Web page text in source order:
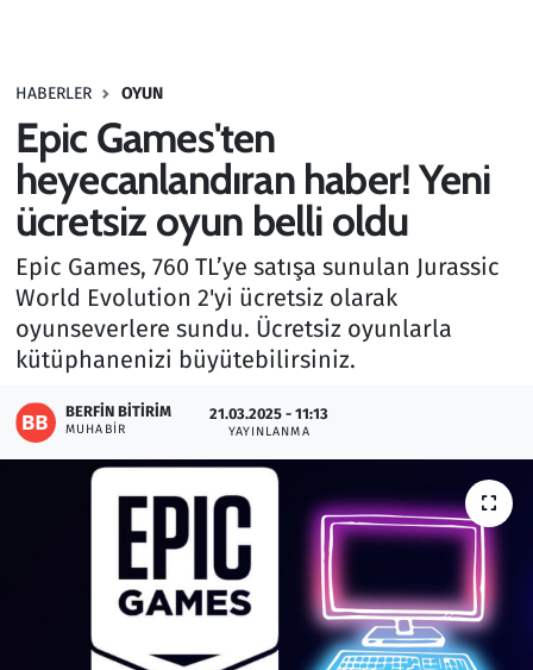
HABERLER OYUN
Epic Games'ten
heyecanlandıran haber! Yeni
ücretsiz oyun belli oldu
Epic Games, 760 TL’ye satışa sunulan Jurassic
World Evolution 2'yi ücretsiz olarak
oyunseverlere sundu. Ücretsiz oyunlarla
kütüphanenizi büyütebilirsiniz.
BERFIN BITIRIM
MUHABIR
21.03.2025 - 11:13
YAYINLANMA
Haber
Kültür Sanat
Kurumsal Haberler
Lezzet Durağı
Memur ve Kamu
Otomobil
Oyun
Ramazan
Resmi İlanlar
Rüya Tabirleri